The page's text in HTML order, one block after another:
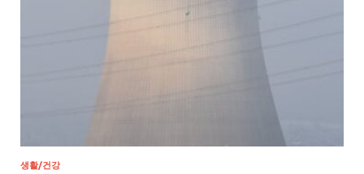
생활/건강